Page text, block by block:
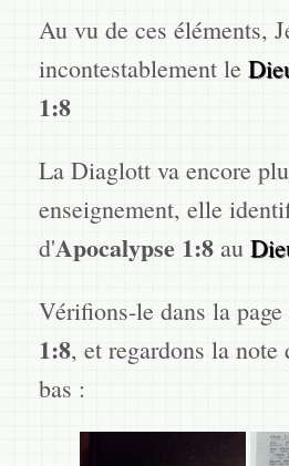
Au vu de ces éléments,
incontestablement le
1:8
La Diaglott va encore
enseignement, elle
d'Apocalypse 1:8 au
Vérifions-le dans la page
1:8, et regardons la note
bas :